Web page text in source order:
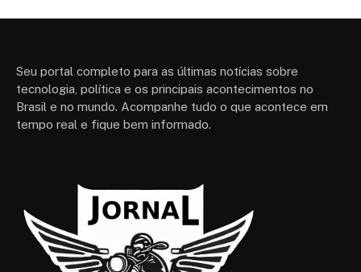
Seu portal completo para as últimas notícias sobre
tecnologia, política e os principais acontecimentos no
Brasil e no mundo. Acompanhe tudo o que acontece em
tempo real e fique bem informado.